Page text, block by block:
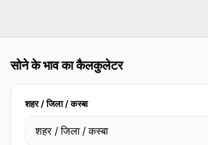
सोने के भाव का कैलकुलेटर
शहर / जिला / कस्बा